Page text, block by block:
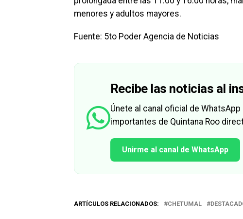
menores y adultos mayores.
Fuente: 5to Poder Agencia de Noticias
Recibe las noticias al
Únete al canal oficial de WhatsApp
importantes de Quintana Roo
Unirme al canal de WhatsApp
ARTÍCULOS RELACIONADOS: CHETUMAL